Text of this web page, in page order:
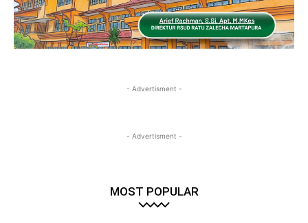
- Advertisment -
- Advertisment -
MOST POPULAR